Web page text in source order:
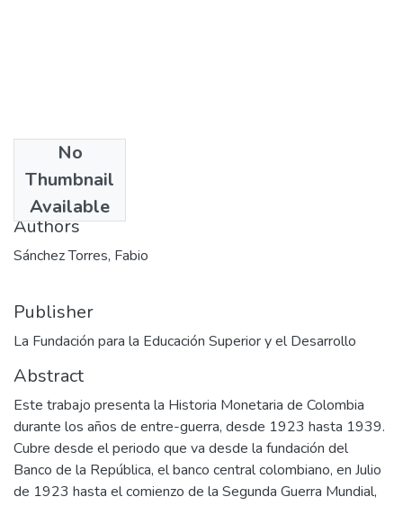
No
Thumbnail
Available
1994-03
Authors
Sánchez Torres, Fabio
Publisher
La Fundación para la Educación Superior y el Desarrollo
Abstract
Este trabajo presenta la Historia Monetaria de Colombia
durante los años de entre-guerra, desde 1923 hasta 1939.
Cubre desde el periodo que va desde la fundación del
Banco de la República, el banco central colombiano, en Julio
de 1923 hasta el comienzo de la Segunda Guerra Mundial,